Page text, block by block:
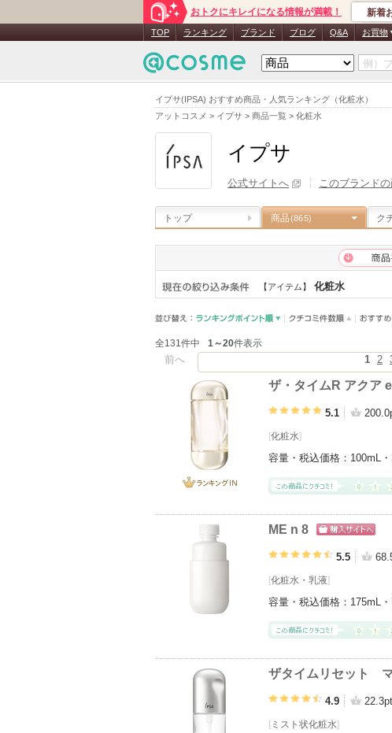
イプサ(IPSA) おすすめ商品・人気ランキング（化粧水）
アットコスメ > イプサ > 商品一覧 > 化粧水
おトクにキレイになる情報が満載！ 新着
TOP ランキング ブランド ブログ Q&A お買物
イプサ
公式サイトへ このブランド
トップ 商品(865) ク
【アイテム】 化粧水
全131件中 1～20件表示
前へ 1 2
ザ・タイムR アクア e
5.1
[化粧水]
容量・税込価格： 100mL
ME n 8
グサイトへ
5.5
[化粧水 ・ 乳液]
容量・税込価格： 175mL
ザタイムリセット
4.9 22.3pt
[ ミスト状化粧水]